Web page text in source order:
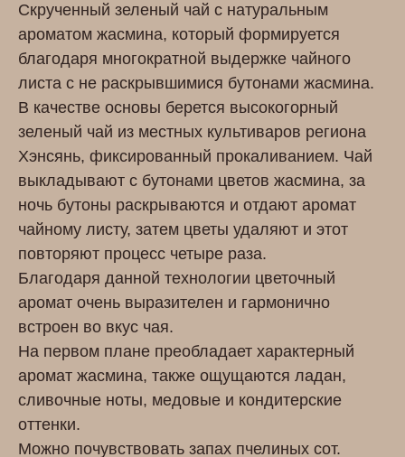
Скрученный зеленый чай с натуральным
ароматом жасмина, который формируется
благодаря многократной выдержке чайного
листа с не раскрывшимися бутонами жасмина.
В качестве основы берется высокогорный
зеленый чай из местных культиваров региона
Хэнсянь, фиксированный прокаливанием. Чай
выкладывают с бутонами цветов жасмина, за
ночь бутоны раскрываются и отдают аромат
чайному листу, затем цветы удаляют и этот
повторяют процесс четыре раза.
Благодаря данной технологии цветочный
аромат очень выразителен и гармонично
встроен во вкус чая.
На первом плане преобладает характерный
аромат жасмина, также ощущаются ладан,
сливочные ноты, медовые и кондитерские
оттенки.
Можно почувствовать запах пчелиных сот.